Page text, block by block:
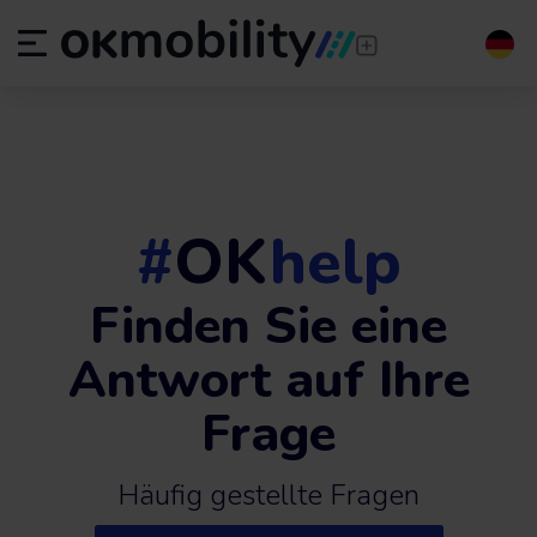
#OKhelp
Finden Sie eine
Antwort auf Ihre
Frage
Häufig gestellte Fragen